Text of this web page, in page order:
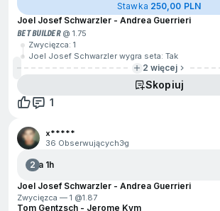
Stawka 250,00 PLN
Joel Josef Schwarzler - Andrea Guerrieri
BET BUILDER@ 1.75
Zwycięzca: 1
Joel Josef Schwarzler wygra seta: Tak
2 więcej
Skopiuj
1
x*****
36 Obserwujących3g
2Za 1h
Joel Josef Schwarzler - Andrea Guerrieri
Zwycięzca — 1 @1.87
Tom Gentzsch - Jerome Kym